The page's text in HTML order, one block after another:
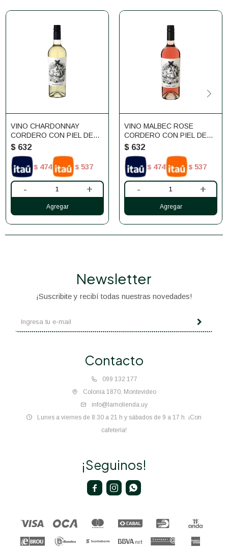
VINO CHARDONNAY
CORDERO CON PIEL DE
LOBO 750ML MOSQUITA
$ 632
$ 474 $ 537
- +
VINO MALBEC ROSE
CORDERO CON PIEL DE
LOBO 750ML MOSQUITA
$ 632
$ 474 $ 537
- +
Contacto
099 132 177
Colonia 1870, Montevideo
info@lamolienda.uy
Lunes a viernes de 8:30 a 21 h y sábados de 9 a 17 h. ¡Con
cafetería!
Newsletter
¡Suscribite y recibí todas nuestras novedades!
¡Seguinos!
  